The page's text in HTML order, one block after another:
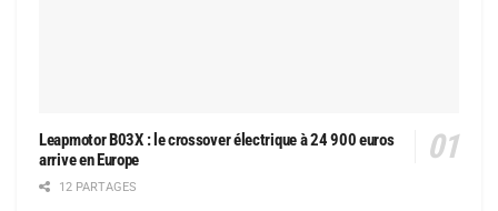
Leapmotor B03X : le crossover électrique à 24 900 euros
arrive en Europe
12 PARTAGES